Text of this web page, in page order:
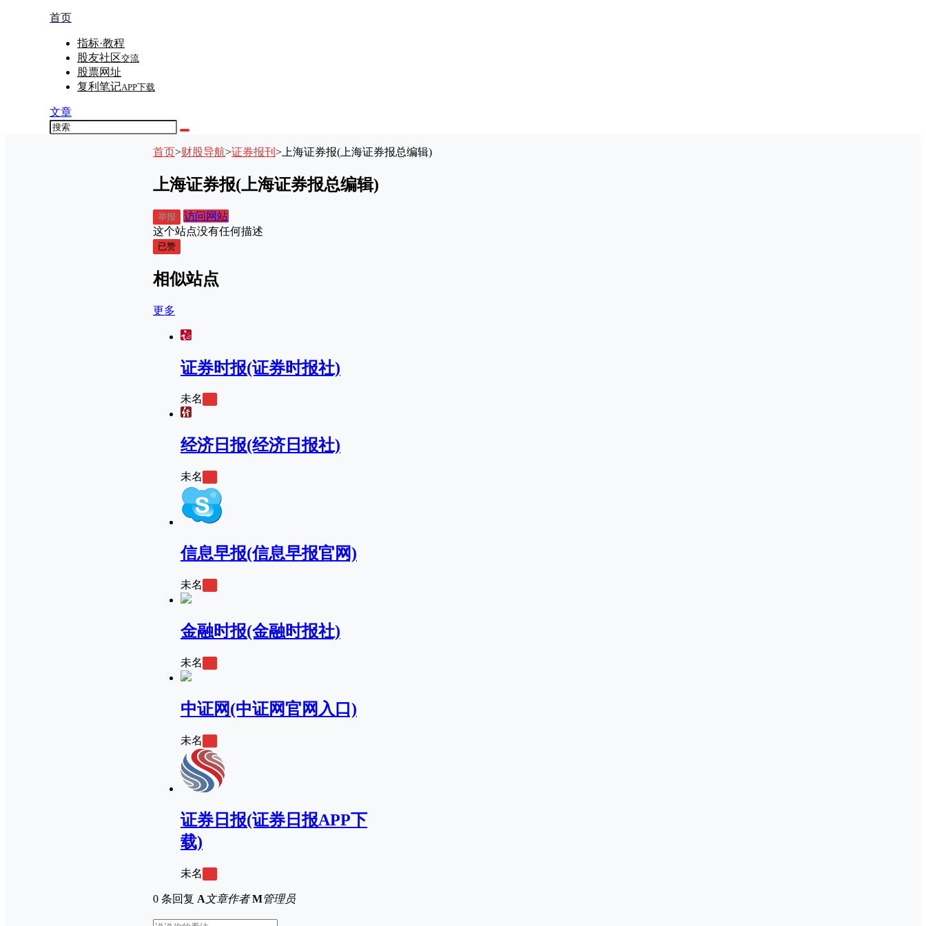
首页
指标·教程
股友社区交流
股票网址
复利笔记APP下载
文章
首页>财股导航>证券报刊 > 上海证券报(上海证券报总编辑)
上海证券报(上海证券报总编辑)
举报
访问网站
这个站点没有任何描述
已赞
相似站点
更多
证券时报(证券时报社)
未名
经济日报(经济日报社)
未名
信息早报(信息早报官网)
未名
金融时报(金融时报社)
未名
中证网(中证网官网入口)
未名
证券日报(证券日报APP下
载)
未名
0 条回复 A文章作者 M管理员